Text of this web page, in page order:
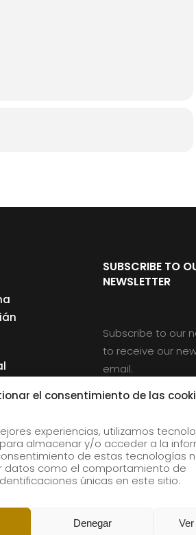
el consentimiento de las
experiencias, utilizamos
almacenar y/o acceder a la
de estas tecnologías
datos como el comportamiento de
únicas en este sitio.
Denegar
SUBSCRIBE TO
NEWSLETTER
Subscribe to our
to receive our
email.